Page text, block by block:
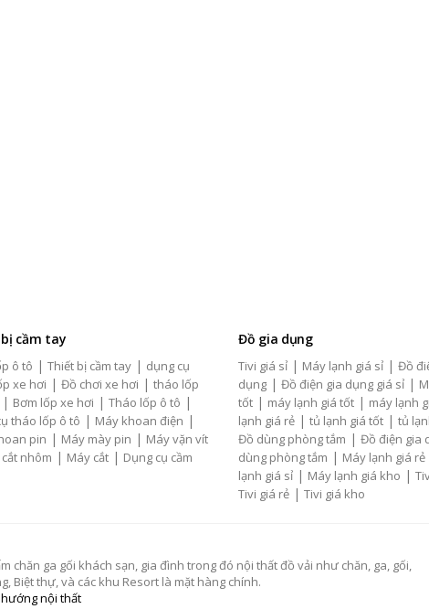
cầm tay
ô tô | Thiết bị cầm tay | dụng cụ
xe hơi | Đồ chơi xe hơi | tháo lốp
| Bơm lốp xe hơi | Tháo lốp ô tô |
tháo lốp ô tô | Máy khoan điện |
pin | Máy mày pin | Máy vặn vít
nhôm | Máy cắt | Dụng cụ cầm
Đồ gia dụng
Tivi giá sỉ | Máy lạnh giá sỉ | Đồ
dụng | Đồ điện gia dụng giá sỉ |
tốt | máy lạnh giá tốt | máy lạnh
lạnh giá rẻ | tủ lạnh giá tốt | tủ
Đồ dùng phòng tắm | Đồ điện gia
dùng phòng tắm | Máy lạnh giá rẻ
lạnh giá sỉ | Máy lạnh giá kho |
Tivi giá rẻ | Tivi giá kho
chăn ga gối khách sạn, gia đình trong đó nội thất đồ vải như chăn, ga, gối,
Biệt thự, và các khu Resort là mặt hàng chính.
nội thất